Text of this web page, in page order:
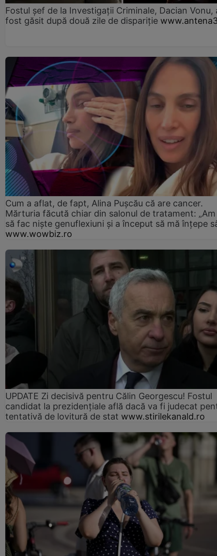
Fostul șef de la Investigații Criminale, Dacian Vonu,
fost găsit după două zile de dispariţie
Cum a aflat, de fapt, Alina Pușcău că are cancer.
Mărturia făcută chiar din salonul de tratament:
să fac niște genuflexiuni și a început să mă înțepe
www.wowbiz.ro
UPDATE Zi decisivă pentru Călin Georgescu! Fostul
candidat la prezidențiale află dacă va fi judecat
tentativă de lovitură de stat www.stirilekanald.ro